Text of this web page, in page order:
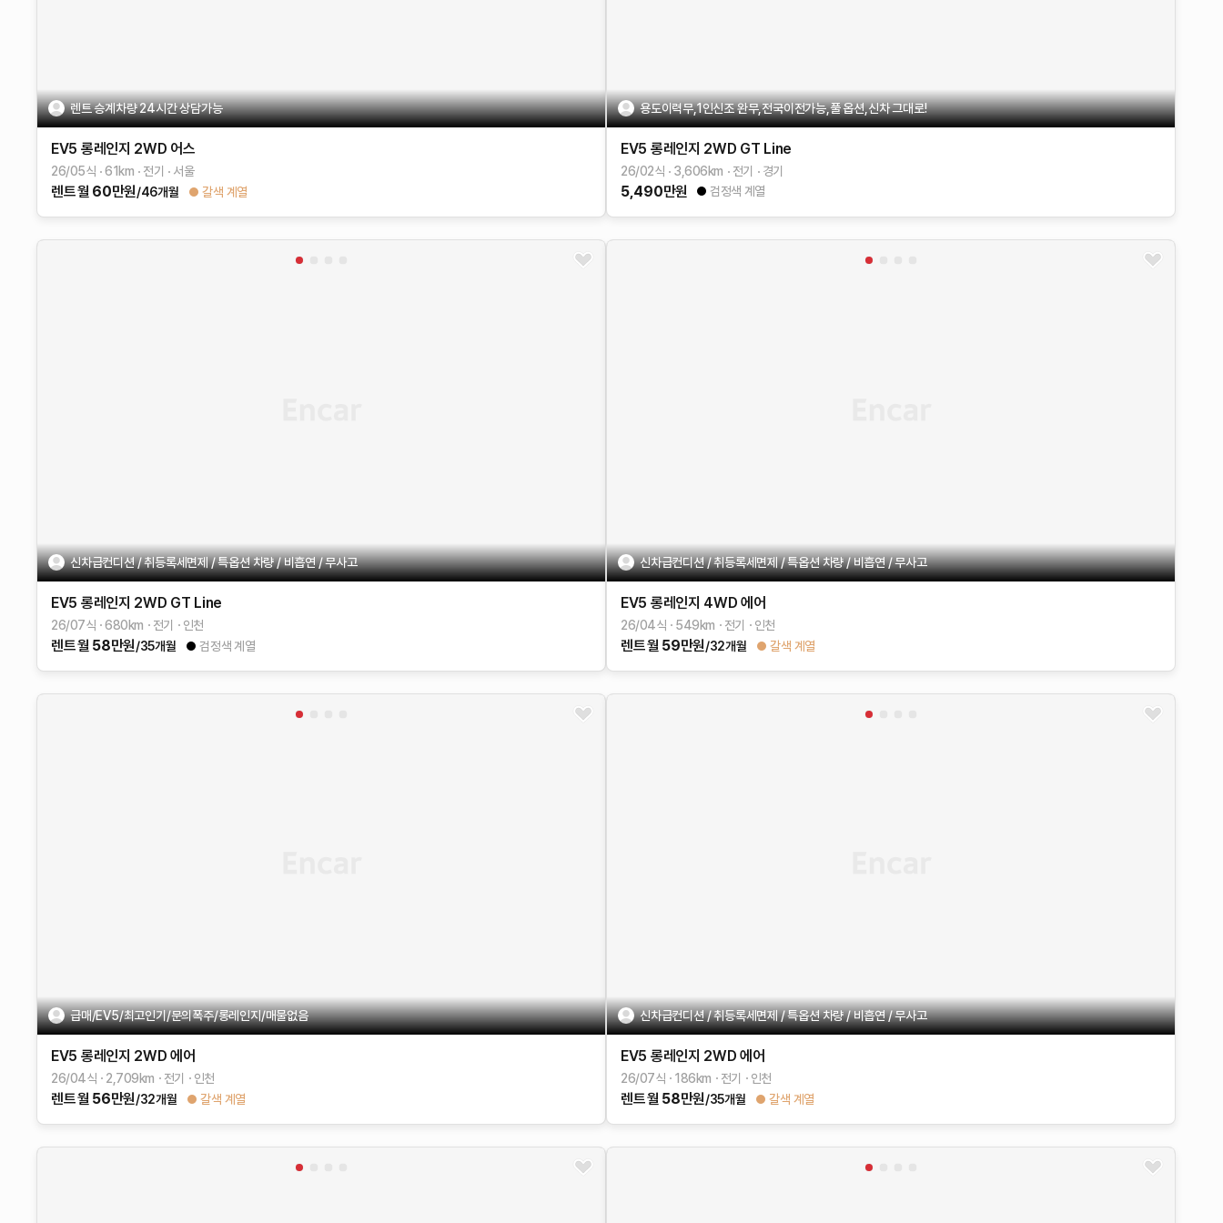
렌트 승계차량 24시간 상담가능
EV5 롱레인지 2WD 어스
26/05식 61 km 전기 서울
렌트월 60만원/46개월 갈색 계열
용도이력무,1인신조 완무,전국이전가능,풀 옵션,신차 그대로!
EV5 롱레인지 2WD GT Line
26/02식 3,606km 전기 경기
5,490만원 검정색 계열
신차급컨디션 / 취등록세면제 / 특옵션 차량 / 비흡연 / 무사고
EV5 롱레인지 2WD GT Line
26/07식 680km 전기 인천
렌트월 58만원/35개월 검정색 계열
신차급컨디션 / 취등록세면제 / 특옵션 차량 / 비흡연 / 무사고
EV5 롱레인지 4WD 에어
26/04식 549km 전기 인천
렌트월 59만원/32개월 갈색 계열
급매/EV5/최고인기/문의폭주/롱레인지/매물없음
EV5 롱레인지 2WD 에어
26/04식 2,709km 전기 인천
렌트월 56만원/32개월 갈색 계열
신차급컨디션 / 취등록세면제 / 특옵션 차량 / 비흡연 / 무사고
EV5 롱레인지 2WD 에어
26/07식 186km 전기 인천
렌트월 58만원/35개월 갈색 계열